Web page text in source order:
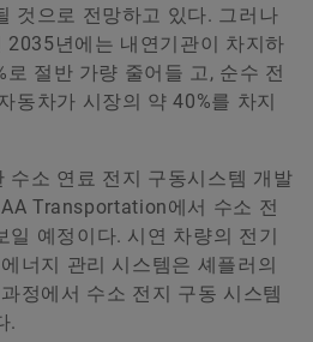
것으로 전망하고 있다. 그러나
년에는 내연기관이 차지하
절반 가량 줄어들 고, 순수 전
동차가 시장의 약 40%를 차지
수소 연료 전지 구동시스템 개발
Transportation에서 수소 전
예정이다. 시연 차량의 전기
너지 관리 시스템은 셰플러의
정에서 수소 전지 구동 시스템
.